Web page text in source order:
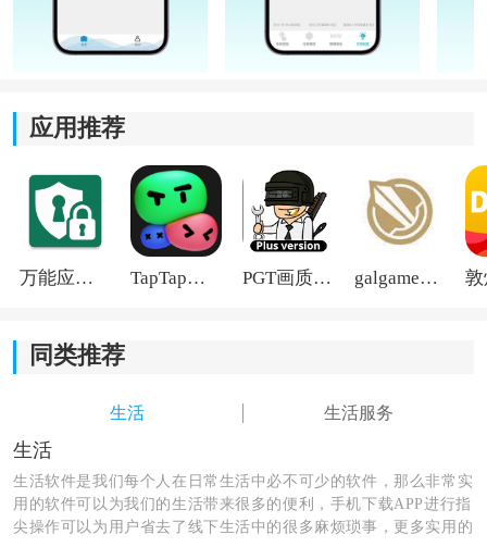
备，打开软件就能快速处理。
如果不想每天手动开关灯或者记喂食时间，可以提前设
置自动任务。比如固定时间开灯、喂鱼，或者让不同设
备按顺序运行，养鱼会轻松很多。
3、运行状态查看：
设备工作状态会直接显示在页面里，平时外出时也能顺
便后面观察。
应用推荐
万能应用隐藏 TapTap国际版2026 PGT画质助手旧版 galgame游戏盒子2026
同类推荐
生活 生活服务
生活
生活软件是我们每个人在日常生活中必不可少的软件，那么非常实
用的软件可以为我们的生活带来很多的便利，手机下载APP进行指
尖操作可以为用户省去了线下生活中的很多麻烦琐事，更多实用的